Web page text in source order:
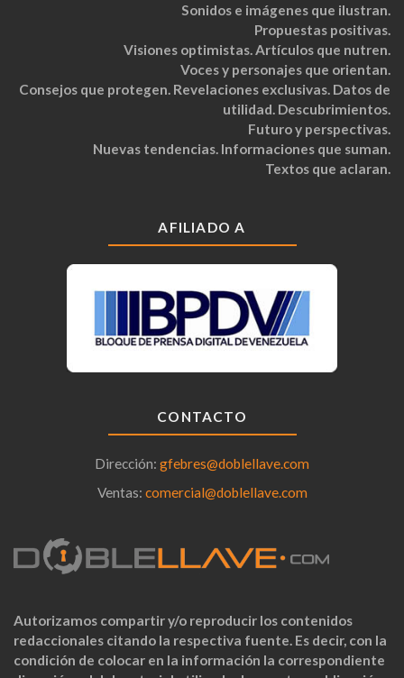
Sonidos e imágenes que ilustran.
Propuestas positivas.
Visiones optimistas. Artículos que nutren.
Voces y personajes que orientan.
Consejos que protegen. Revelaciones exclusivas. Datos de
utilidad. Descubrimientos.
Futuro y perspectivas.
Nuevas tendencias. Informaciones que suman.
Textos que aclaran.
AFILIADO A
CONTACTO
Dirección: gfebres@doblellave.com
Ventas: comercial@doblellave.com
Autorizamos compartir y/o reproducir los contenidos
redaccionales citando la respectiva fuente. Es decir, con la
condición de colocar en la información la correspondiente